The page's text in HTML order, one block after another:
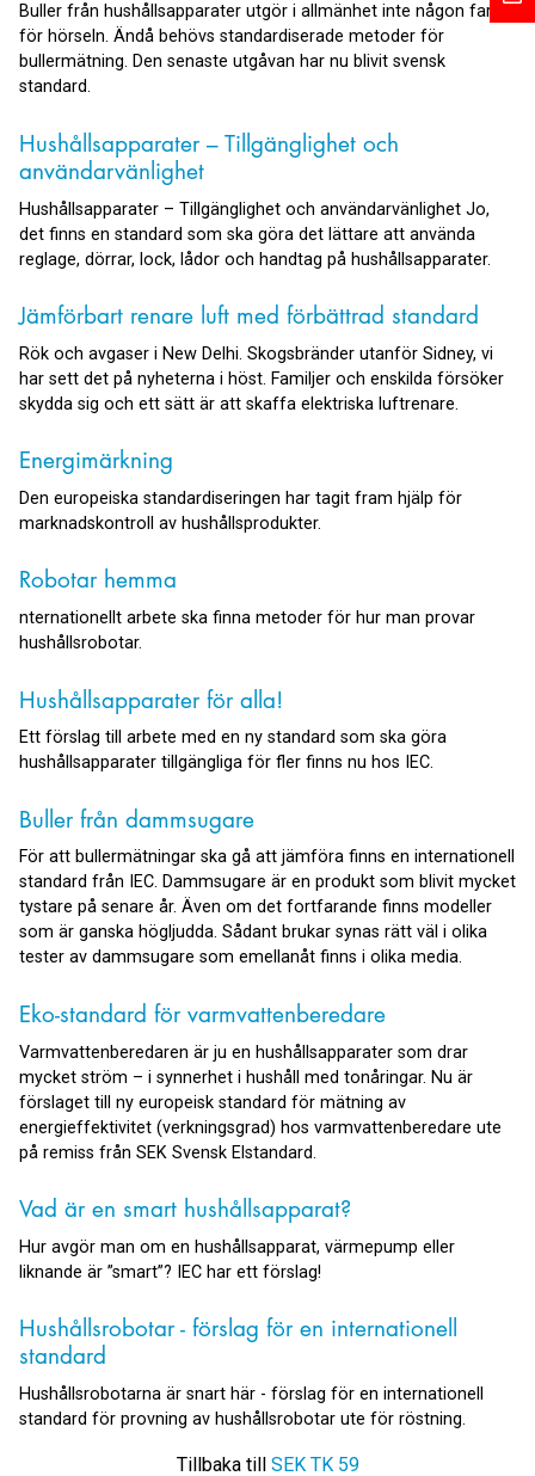
Buller från hushållsapparater utgör i allmänhet inte någon fara
för hörseln. Ändå behövs standardiserade metoder för
bullermätning. Den senaste utgåvan har nu blivit svensk
standard.
Hushållsapparater – Tillgänglighet och
användarvänlighet
Hushållsapparater – Tillgänglighet och användarvänlighet Jo,
det finns en standard som ska göra det lättare att använda
reglage, dörrar, lock, lådor och handtag på hushållsapparater.
Jämförbart renare luft med förbättrad standard
Rök och avgaser i New Delhi. Skogsbränder utanför Sidney, vi
har sett det på nyheterna i höst. Familjer och enskilda försöker
skydda sig och ett sätt är att skaffa elektriska luftrenare.
Energimärkning
Den europeiska standardiseringen har tagit fram hjälp för
marknadskontroll av hushållsprodukter.
Robotar hemma
nternationellt arbete ska finna metoder för hur man provar
hushållsrobotar.
Hushållsapparater för alla!
Ett förslag till arbete med en ny standard som ska göra
hushållsapparater tillgängliga för fler finns nu hos IEC.
Buller från dammsugare
För att bullermätningar ska gå att jämföra finns en internationell
standard från IEC. Dammsugare är en produkt som blivit mycket
tystare på senare år. Även om det fortfarande finns modeller
som är ganska högljudda. Sådant brukar synas rätt väl i olika
tester av dammsugare som emellanåt finns i olika media.
Eko-standard för varmvattenberedare
Varmvattenberedaren är ju en hushållsapparater som drar
mycket ström – i synnerhet i hushåll med tonåringar. Nu är
förslaget till ny europeisk standard för mätning av
energieffektivitet (verkningsgrad) hos varmvattenberedare ute
på remiss från SEK Svensk Elstandard.
Vad är en smart hushållsapparat?
Hur avgör man om en hushållsapparat, värmepump eller
liknande är ”smart”? IEC har ett förslag!
Hushållsrobotar - förslag för en internationell
standard
Hushållsrobotarna är snart här - förslag för en internationell
standard för provning av hushållsrobotar ute för röstning.
Tillbaka till SEK TK 59